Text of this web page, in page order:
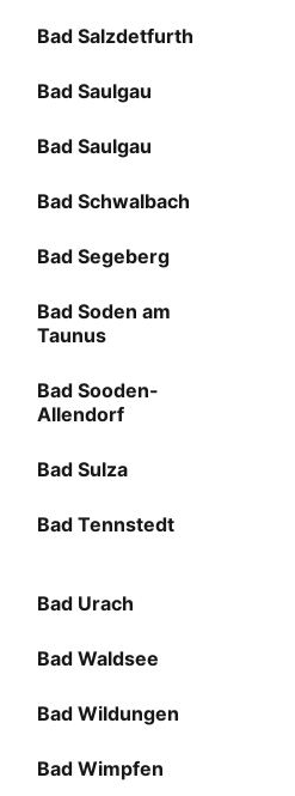
Bad Salzdetfurth
Bad Saulgau
Bad Saulgau
Bad Schwalbach
Bad Segeberg
Bad Soden am
Taunus
Bad Sooden-
Allendorf
Bad Sulza
Bad Tennstedt
Bad Urach
Bad Waldsee
Bad Wildungen
Bad Wimpfen